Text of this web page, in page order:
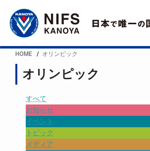
HOME オリンピック
オリンピック
すべて
お知らせ
イベント
トピック
メディア